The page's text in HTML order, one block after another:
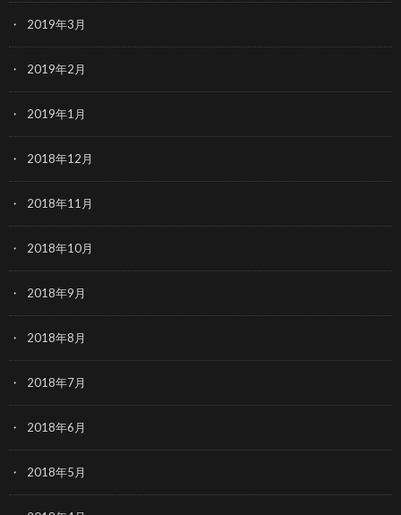
2019年3月
2019年2月
2019年1月
2018年12月
2018年11月
2018年10月
2018年9月
2018年8月
2018年7月
2018年6月
2018年5月